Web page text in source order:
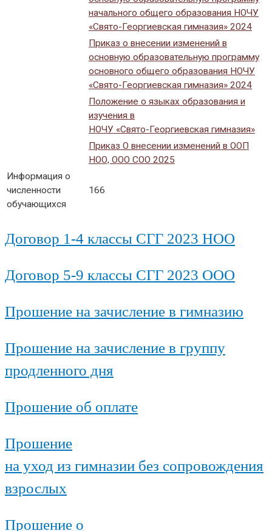
начального общего образования НОЧУ
«Свято-Георгиевская гимназия» 2024
Приказ о внесении изменений в
основную образовательную программу
основного общего образования НОЧУ
«Свято-Георгиевская гимназия» 2024
Положение о языках образования и
изучения в
НОЧУ «Свято-Георгиевская гимназия»
Приказ О внесении изменений в ООП
НОО, ООО СОО 2025
Информация о
численности
обучающихся
166
Договор 1-4 классы СГГ 2023 НОО
Договор 5-9 классы СГГ 2023 ООО
Прошение на зачисление в гимназию
Прошение на зачисление в группу
продленного дня
Прошение об оплате
Прошение
на уход из гимназии без сопровождения
взрослых
Прошение о